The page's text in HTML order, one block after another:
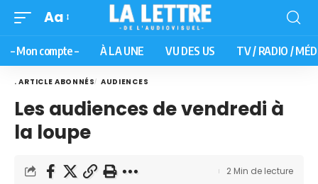
Aa
– Mon compte – À LA UNE VU DES US TV / RADIO /
. ARTICLE ABONNÉS AUDIENCES
Les audiences de vendredi à
la loupe
2 Min de lecture